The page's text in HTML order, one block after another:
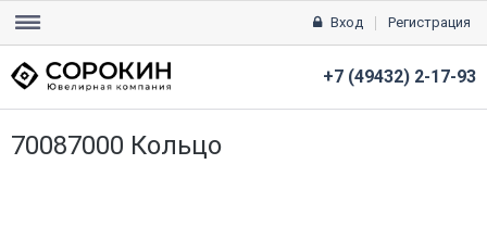
Вход Регистрация
+7 (49432) 2-17-93
70087000 Кольцо